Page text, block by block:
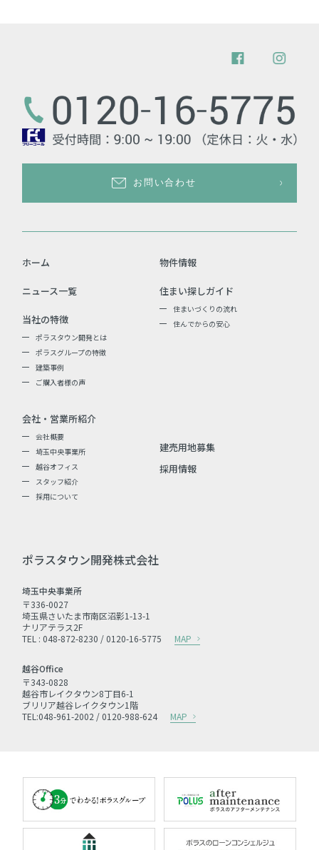
お問い合わせ
ホーム
ニュース一覧
当社の特徴
ポラスタウン開発とは
ポラスグループの特徴
建築事例
ご購入者様の声
物件情報
住まい探しガイド
住まいづくりの流れ
住んでからの安心
会社・営業所紹介
会社概要
埼玉中央事業所
越谷オフィス
スタッフ紹介
採用について
建売用地募集
採用情報
ポラスタウン開発株式会社
埼玉中央事業所
〒336-0027
埼玉県さいたま市南区沼影1-13-1
ナリアテラス2F
TEL : 048-872-8230 / 0120-16-5775
MAP
越谷Office
〒343-0828
越谷市レイクタウン8丁目6-1
ブリリア越谷レイクタウン1階
TEL:048-961-2002 / 0120-988-624
MAP